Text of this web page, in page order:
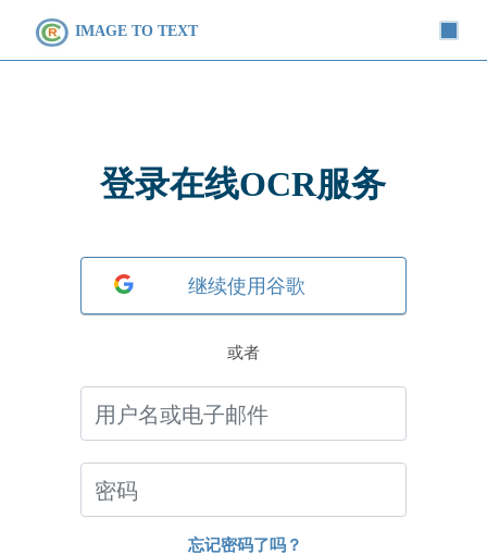
IMAGE TO TEXT
登录在线OCR服务
或者
忘记密码了吗？